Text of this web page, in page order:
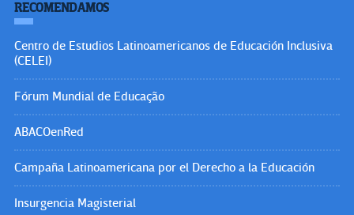
RECOMENDAMOS
Centro de Estudios Latinoamericanos de Educación Inclusiva
(CELEI)
Fórum Mundial de Educação
ABACOenRed
Campaña Latinoamericana por el Derecho a la Educación
Insurgencia Magisterial